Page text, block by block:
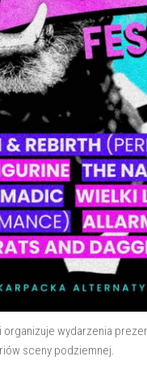
wydarzenia
sceny podziemnej.